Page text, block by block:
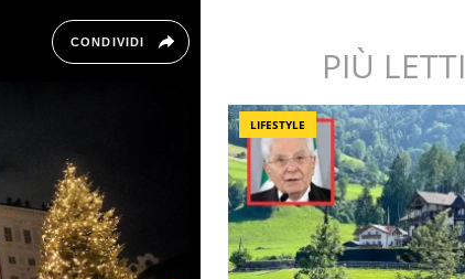
CONDIVIDI
PIÙ LETTI
LIFESTYLE